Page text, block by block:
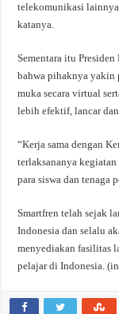
telekomunikasi
katanya.
Sementara itu
bahwa pihaknya yakin
muka secara virtual
lebih efektif, lancar
“Kerja sama dengan
terlaksananya
para siswa dan tenaga
Smartfren telah sejak
Indonesia dan selalu
menyediakan fasilitas
pelajar di Indonesia.